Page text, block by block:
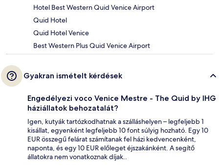
Hotel Best Western Quid Venice Airport
Quid Hotel
Quid Hotel Venice
Best Western Plus Quid Venice Airport
Gyakran ismételt kérdések
Engedélyezi voco Venice Mestre - The Quid by IHG
háziállatok behozatalát?
Igen, kutyák tartózkodhatnak a szálláshelyen – legfeljebb 1
kisállat, egyenként legfeljebb 10 font súlyig hozható. Egy 10
EUR összegű felárat számítanak fel házi kedvencenként,
naponta, és egy 10 EUR előleget éjszakánként. A segítő
állatokra nem vonatkoznak díjak..